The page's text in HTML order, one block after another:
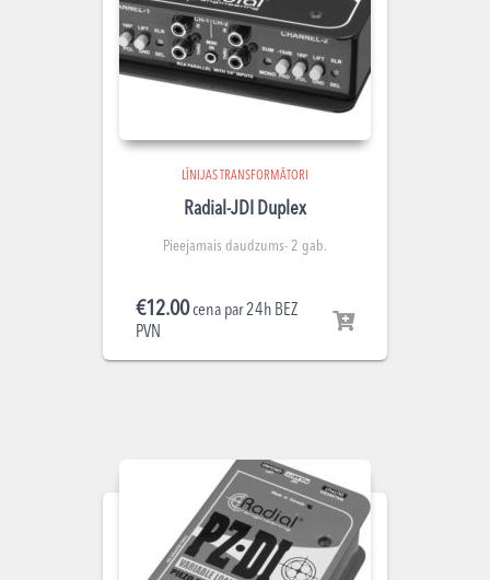
LĪNIJAS TRANSFORMĀTORI
Radial-JDI Duplex
Pieejamais daudzums- 2 gab.
€12.00cena par 24h BEZ
PVN